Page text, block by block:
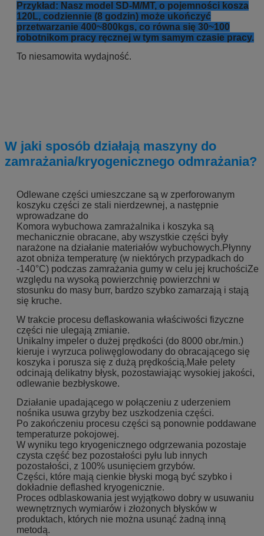
Przykład: Nasz model SD-M/MT, o pojemności kosza
120L, codziennie (8 godzin) może ukończyć
przetwarzanie 400~800kgs, co równa się 30~100
robotnikom pracy ręcznej w tym samym czasie pracy.
To niesamowita wydajność.
W jaki sposób działają maszyny do
zamrażania/kryogenicznego odmrażania?
Odlewane części umieszczane są w zperforowanym
koszyku części ze stali nierdzewnej, a następnie
wprowadzane do
Komora wybuchowa zamrażalnika i koszyka są
mechanicznie obracane, aby wszystkie części były
narażone na działanie materiałów wybuchowych.Płynny
azot obniża temperaturę (w niektórych przypadkach do
-140°C) podczas zamrażania gumy w celu jej kruchościZe
względu na wysoką powierzchnię powierzchni w
stosunku do masy burr, bardzo szybko zamarzają i stają
się kruche.
W trakcie procesu deflaskowania właściwości fizyczne
części nie ulegają zmianie.
Unikalny impeler o dużej prędkości (do 8000 obr./min.)
kieruje i wyrzuca poliwęglowodany do obracającego się
koszyka i porusza się z dużą prędkością,Małe pelety
odcinają delikatny błysk, pozostawiając wysokiej jakości,
odlewanie bezbłyskowe.
Działanie upadającego w połączeniu z uderzeniem
nośnika usuwa grzyby bez uszkodzenia części.
Po zakończeniu procesu części są ponownie poddawane
temperaturze pokojowej.
W wyniku tego kryogenicznego odgrzewania pozostaje
czysta część bez pozostałości pyłu lub innych
pozostałości, z 100% usunięciem grzybów.
Części, które mają cienkie błyski mogą być szybko i
dokładnie deflashed kryogenicznie.
Proces odblaskowania jest wyjątkowo dobry w usuwaniu
wewnętrznych wymiarów i złożonych błysków w
produktach, których nie można usunąć żadną inną
metodą.